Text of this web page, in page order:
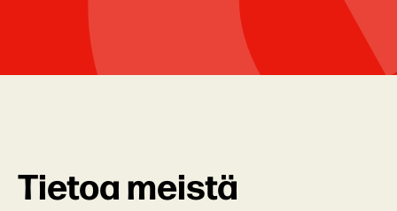
Tietoa meistä